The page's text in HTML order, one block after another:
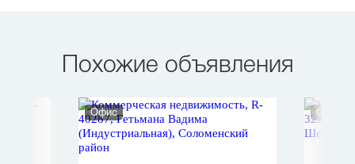
Похожие объявления
Офис Офис